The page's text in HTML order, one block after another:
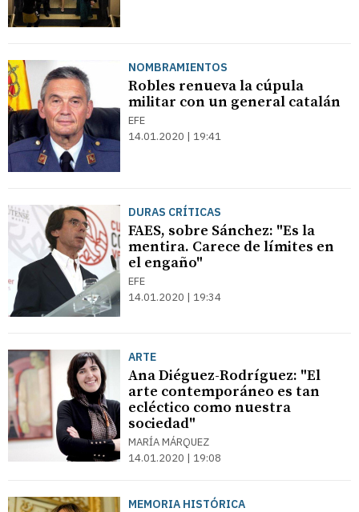
NOMBRAMIENTOS
Robles renueva la cúpula
militar con un general catalán
EFE
14.01.2020 | 19:41
DURAS CRÍTICAS
FAES, sobre Sánchez: "Es la
mentira. Carece de límites en
el engaño"
EFE
14.01.2020 | 19:34
ARTE
Ana Diéguez-Rodríguez: "El
arte contemporáneo es tan
ecléctico como nuestra
sociedad"
MARÍA MÁRQUEZ
14.01.2020 | 19:08
MEMORIA HISTÓRICA